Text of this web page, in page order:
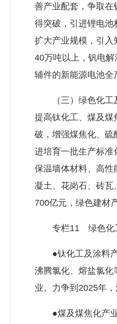
善产业配套，争取
得突破，引进锂电
扩大产业规模，引
40万吨以上，钒电
辅件的新能源电池
（三）绿色化工及
提高钛化工、煤及
破，增强煤焦化、
进培育一批生产标
保温墙体材料、高
凝土、花岗石、砖
700亿元，绿色建材
专栏11 绿色化工
●钛化工及涂料产
沸腾氯化、熔盐氯
业。力争到2025年
●煤及煤焦化产业